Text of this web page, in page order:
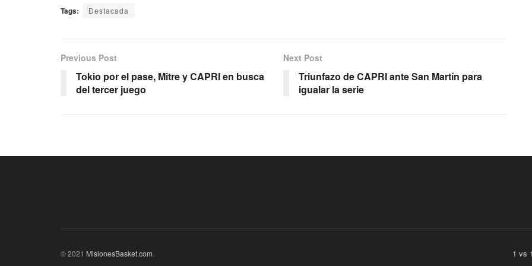
Tags: Destacada
Previous Post
Tokio por el pase, Mitre y CAPRI en busca
del tercer juego
Next Post
Triunfazo de CAPRI ante San Martín para
igualar la serie
1 vs
© 2021 MisionesBasket.com.